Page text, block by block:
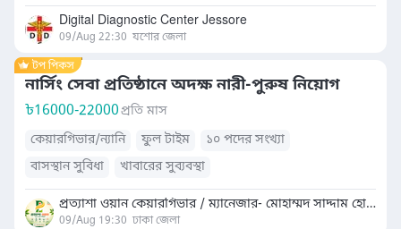
Digital Diagnostic Center Jessore
09/Aug 22:30 যশোর জেলা
নার্সিং সেবা প্রতিষ্ঠানে অদক্ষ নারী-পুরুষ নিয়োগ
৳16000-22000প্রতি মাস
কেয়ারগিভার/ন্যানি
ফুল টাইম
১০ পদের সংখ্যা
বাসস্থান সুবিধা
খাবারের সুব্যবস্থা
প্রত্যাশা ওয়ান কেয়ারগিভার / ম্যানেজার- মোহাম্মদ সাদ্দাম হোসেন
09/Aug 19:30 ঢাকা জেলা